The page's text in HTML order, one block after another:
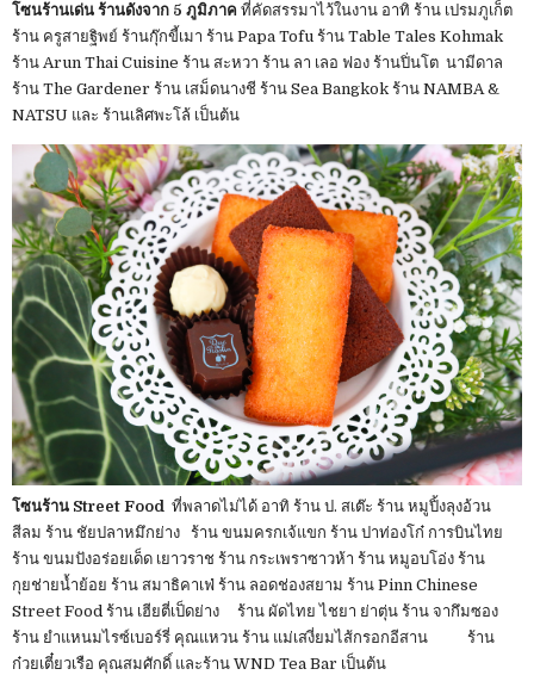
โซนร้านเด่น ร้านดังจาก 5 ภูมิภาค ที่คัดสรรมาไว้ในงาน อาทิ ร้าน เปรมภูเก็ต
ร้าน ครูสายฐิพย์ ร้านกุ๊กขี้เมา ร้าน Papa Tofu ร้าน Table Tales Kohmak
ร้าน Arun Thai Cuisine ร้าน สะหวา ร้าน ลา เลอ ฟอง ร้านปิ่นโต นามีดาล
ร้าน The Gardener ร้าน เสม็ดนางชี ร้าน Sea Bangkok ร้าน NAMBA &
NATSU และ ร้านเลิศพะโล้ เป็นต้น
โซนร้าน Street Food ที่พลาดไม่ได้ อาทิ ร้าน ป. สเต๊ะ ร้าน หมูปิ้งลุงอ้วน
สีลม ร้าน ชัยปลาหมึกย่าง ร้าน ขนมครกเจ้แขก ร้าน ปาท่องโก๋ การบินไทย
ร้าน ขนมปังอร่อยเด็ด เยาวราช ร้าน กระเพราซาวห้า ร้าน หมูอบโอ่ง ร้าน
กุยช่ายน้ำย้อย ร้าน สมาธิคาเฟ่ ร้าน ลอดช่องสยาม ร้าน Pinn Chinese
Street Food ร้าน เฮียตี่เป็ดย่าง ร้าน ผัดไทย ไชยา ย่าตุ่น ร้าน จากึมซอง
ร้าน ยำแหนมไรซ์เบอร์รี่ คุณแหวน ร้าน แม่เสงี่ยมไส้กรอกอีสาน ร้าน
ก๋วยเตี๋ยวเรือ คุณสมศักดิ์ และร้าน WND Tea Bar เป็นต้น